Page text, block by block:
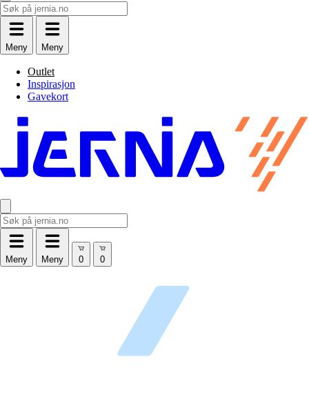
Meny Meny
Outlet
Inspirasjon
Gavekort
Meny Meny